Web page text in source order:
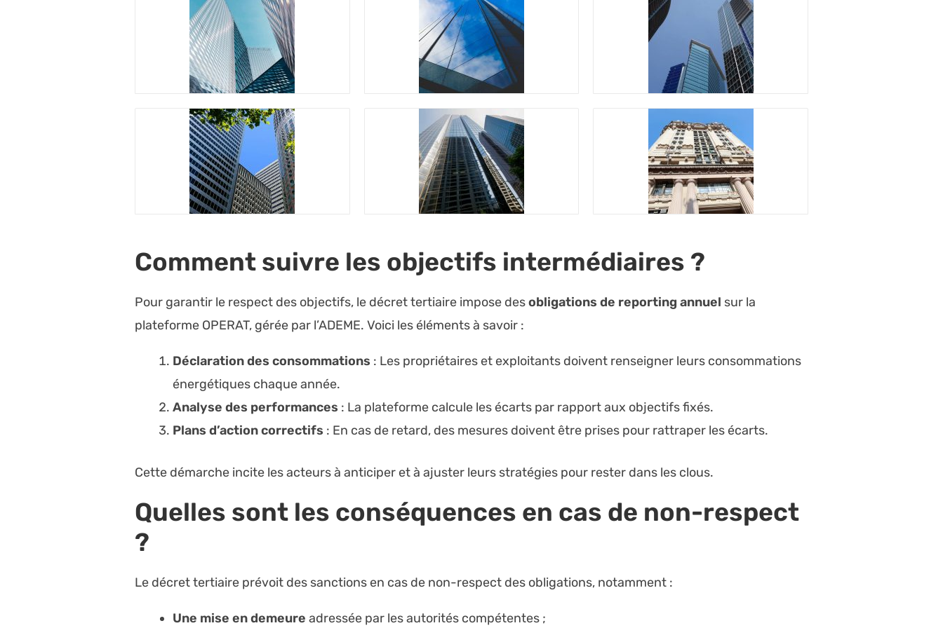
Comment suivre les objectifs intermédiaires ?
Pour garantir le respect des objectifs, le décret tertiaire impose desobligations de reporting annuel sur la
plateforme OPERAT, gérée par l’ADEME. Voici les éléments à savoir :
Déclaration des consommations : Les propriétaires et exploitants doivent renseigner leurs consommations
énergétiques chaque année.
Analyse des performances : La plateforme calcule les écarts par rapport aux objectifs fixés.
Plans d’action correctifs : En cas de retard, des mesures doivent être prises pour rattraper les écarts.
Cette démarche incite les acteurs à anticiper et à ajuster leurs stratégies pour rester dans les clous.
Quelles sont les conséquences en cas de non-respect
?
Le décret tertiaire prévoit des sanctions en cas de non-respect des obligations, notamment :
Une mise en demeure adressée par les autorités compétentes ;